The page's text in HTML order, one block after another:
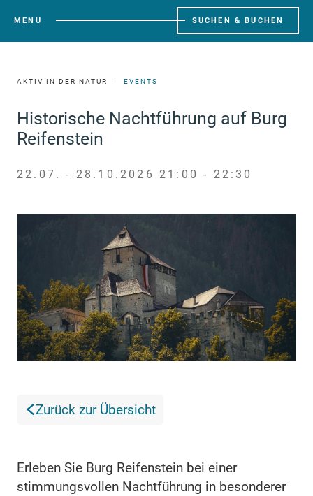
MENU SUCHEN & BUCHEN
AKTIV IN DER NATUR EVENTS
Historische Nachtführung auf Burg
Reifenstein
22.07. - 28.10.2026 21:00 - 22:30
Zurück zur Übersicht
Erleben Sie Burg Reifenstein bei einer
stimmungsvollen Nachtführung in besonderer